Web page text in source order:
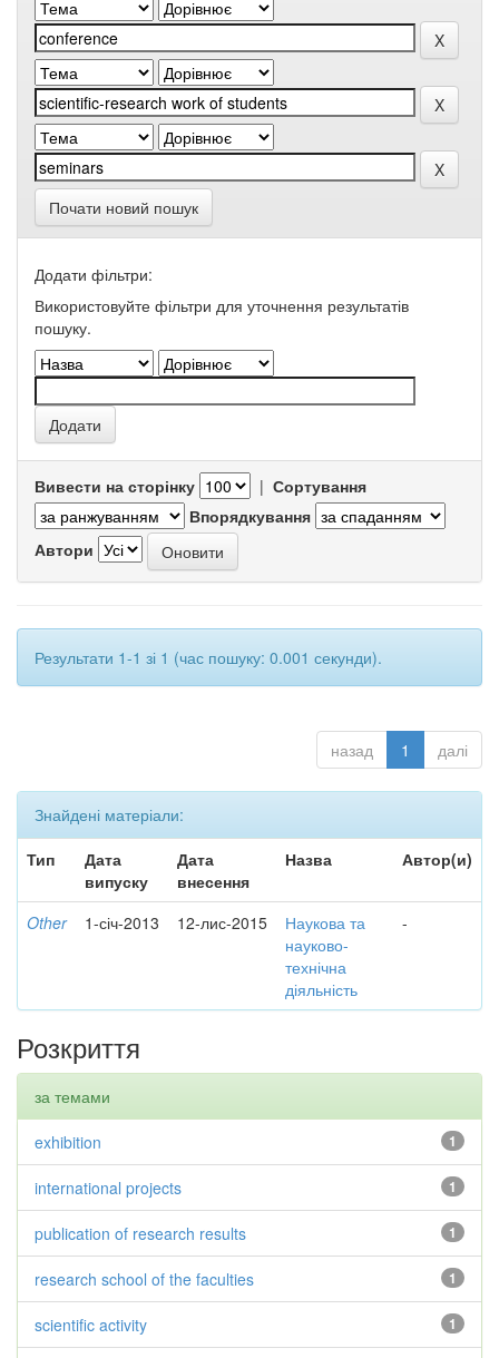
Почати новий пошук
Додати фільтри:
Використовуйте фільтри для уточнення результатів
пошуку.
Вивести на сторінку | Сортування
Впорядкування
Автори
Результати 1-1 зі 1 (час пошуку: 0.001 секунди).
назад 1 далі
Знайдені матеріали:
Тип
Дата
випуску
Дата
внесення
Назва Автор(и)
Other 1-січ-2013 12-лис-2015
Наукова та
науково-
технічна
діяльність
-
Розкриття
за темами
1
exhibition
1
international projects
1
publication of research results
1
research school of the faculties
1
scientific activity